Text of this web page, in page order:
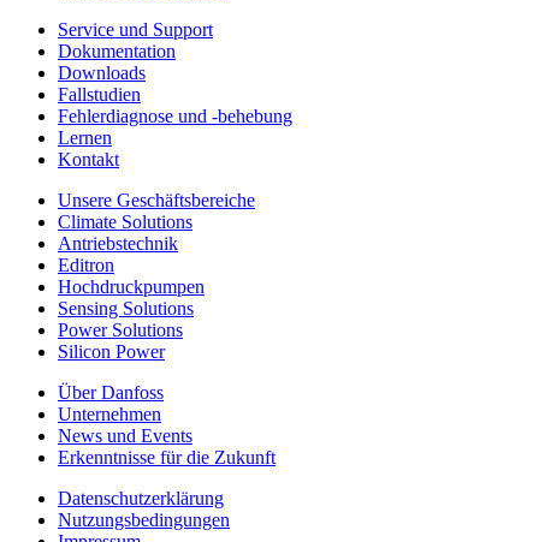
Service und Support
Dokumentation
Downloads
Fallstudien
Fehlerdiagnose und -behebung
Lernen
Kontakt
Unsere Geschäftsbereiche
Climate Solutions
Antriebstechnik
Editron
Hochdruckpumpen
Sensing Solutions
Power Solutions
Silicon Power
Über Danfoss
Unternehmen
News und Events
Erkenntnisse für die Zukunft
Datenschutzerklärung
Nutzungsbedingungen